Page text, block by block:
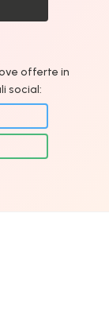
offerte in
social: